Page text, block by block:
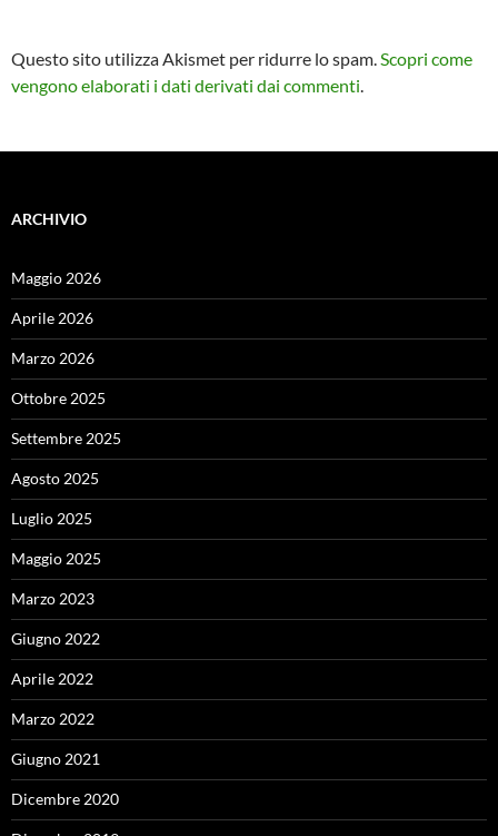
Questo sito utilizza Akismet per ridurre lo spam.Scopri come
vengono elaborati i dati derivati dai commenti.
ARCHIVIO
Maggio 2026
Aprile 2026
Marzo 2026
Ottobre 2025
Settembre 2025
Agosto 2025
Luglio 2025
Maggio 2025
Marzo 2023
Giugno 2022
Aprile 2022
Marzo 2022
Giugno 2021
Dicembre 2020